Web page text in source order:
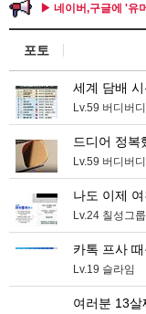
▶ 네이버,구글에 '유
포토
세계 담배
Lv.59 버디버디
드디어 정복
Lv.59 버디버디
나도 이제
Lv.24 칠성그룹
카톡 프사
Lv.19 슬라임
여러분 13